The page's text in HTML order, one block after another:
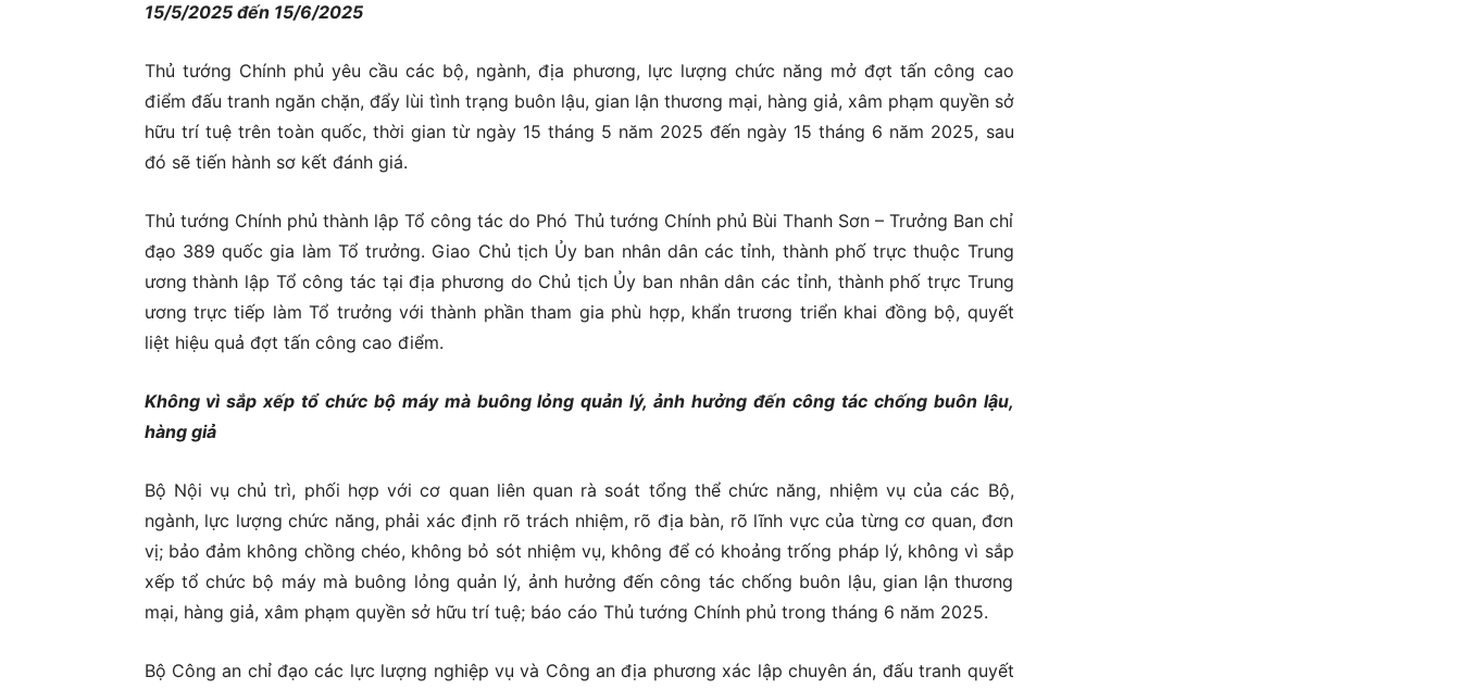
15/5/2025 đến 15/6/2025
Thủ tướng Chính phủ yêu cầu các bộ, ngành, địa phương, lực lượng chức năng mở đợt tấn công cao
điểm đấu tranh ngăn chặn, đẩy lùi tình trạng buôn lậu, gian lận thương mại, hàng giả, xâm phạm quyền sở
hữu trí tuệ trên toàn quốc, thời gian từ ngày 15 tháng 5 năm 2025 đến ngày 15 tháng 6 năm 2025, sau
đó sẽ tiến hành sơ kết đánh giá.
Thủ tướng Chính phủ thành lập Tổ công tác do Phó Thủ tướng Chính phủ Bùi Thanh Sơn – Trưởng Ban chỉ
đạo 389 quốc gia làm Tổ trưởng. Giao Chủ tịch Ủy ban nhân dân các tỉnh, thành phố trực thuộc Trung
ương thành lập Tổ công tác tại địa phương do Chủ tịch Ủy ban nhân dân các tỉnh, thành phố trực Trung
ương trực tiếp làm Tổ trưởng với thành phần tham gia phù hợp, khẩn trương triển khai đồng bộ, quyết
liệt hiệu quả đợt tấn công cao điểm.
Không vì sắp xếp tổ chức bộ máy mà buông lỏng quản lý, ảnh hưởng đến công tác chống buôn lậu,
hàng giả
Bộ Nội vụ chủ trì, phối hợp với cơ quan liên quan rà soát tổng thể chức năng, nhiệm vụ của các Bộ,
ngành, lực lượng chức năng, phải xác định rõ trách nhiệm, rõ địa bàn, rõ lĩnh vực của từng cơ quan, đơn
vị; bảo đảm không chồng chéo, không bỏ sót nhiệm vụ, không để có khoảng trống pháp lý, không vì sắp
xếp tổ chức bộ máy mà buông lỏng quản lý, ảnh hưởng đến công tác chống buôn lậu, gian lận thương
mại, hàng giả, xâm phạm quyền sở hữu trí tuệ; báo cáo Thủ tướng Chính phủ trong tháng 6 năm 2025.
Bộ Công an chỉ đạo các lực lượng nghiệp vụ và Công an địa phương xác lập chuyên án, đấu tranh quyết